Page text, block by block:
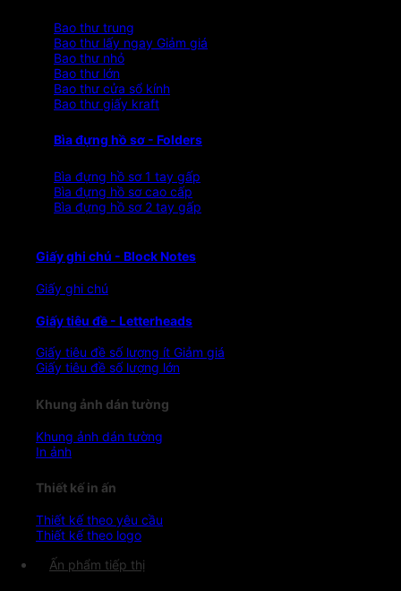
Bao thư trung
Bao thư lấy ngay
Bao thư nhỏ
Bao thư lớn
Bao thư cửa sổ kính
Bao thư giấy kraft
Bìa đựng hồ sơ - Folders
Bìa đựng hồ sơ 1 tay gấp
Bìa đựng hồ sơ cao cấp
Bìa đựng hồ sơ 2 tay gấp
Giấy ghi chú - Block Notes
Giấy ghi chú
Giấy tiêu đề - Letterheads
Giấy tiêu đề số lượng ít
Giấy tiêu đề số lượng lớn
Khung ảnh dán tường
Khung ảnh dán tường
In ảnh
Thiết kế in ấn
Thiết kế theo yêu cầu
Thiết kế theo logo
Ấn phẩm tiếp thị